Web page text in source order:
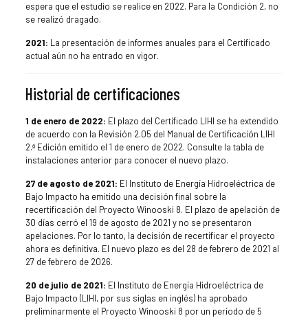
espera que el estudio se realice en 2022. Para la Condición 2, no
se realizó dragado.
2021: La presentación de informes anuales para el Certificado
actual aún no ha entrado en vigor.
Historial de certificaciones
1 de enero de 2022: El plazo del Certificado LIHI se ha extendido
de acuerdo con la Revisión 2.05 del Manual de Certificación LIHI
2.ª Edición emitido el 1 de enero de 2022. Consulte la tabla de
instalaciones anterior para conocer el nuevo plazo.
27 de agosto de 2021: El Instituto de Energía Hidroeléctrica de
Bajo Impacto ha emitido una decisión final sobre la
recertificación del Proyecto Winooski 8. El plazo de apelación de
30 días cerró el 19 de agosto de 2021 y no se presentaron
apelaciones. Por lo tanto, la decisión de recertificar el proyecto
ahora es definitiva. El nuevo plazo es del 28 de febrero de 2021 al
27 de febrero de 2026.
20 de julio de 2021: El Instituto de Energía Hidroeléctrica de
Bajo Impacto (LIHI, por sus siglas en inglés) ha aprobado
preliminarmente el Proyecto Winooski 8 por un período de 5